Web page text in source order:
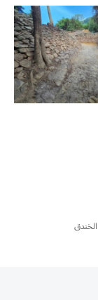
الخندق